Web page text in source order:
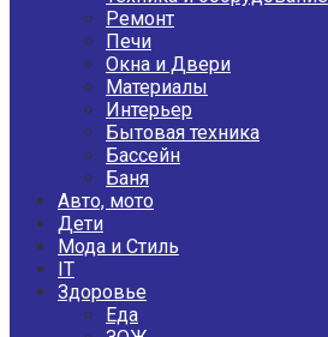
Ремонт
Печи
Окна и Двери
Материалы
Интерьер
Бытовая техника
Бассейн
Баня
Авто, мото
Дети
Мода и Стиль
IT
Здоровье
Еда